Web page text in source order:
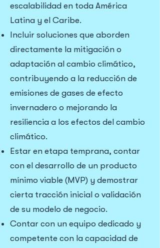
escalabilidad en toda América
Latina y el Caribe.
Incluir soluciones que aborden
directamente la mitigación o
adaptación al cambio climático,
contribuyendo a la reducción de
emisiones de gases de efecto
invernadero o mejorando la
resiliencia a los efectos del cambio
climático.
Estar en etapa temprana, contar
con el desarrollo de un producto
mínimo viable (MVP) y demostrar
cierta tracción inicial o validación
de su modelo de negocio.
Contar con un equipo dedicado y
competente con la capacidad de